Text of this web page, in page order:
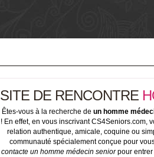
SITE DE RENCONTRE
Êtes-vous à la recherche de un homme
! En effet, en vous inscrivant CS4Seniors.com,
relation authentique, amicale, coquine ou
communauté spécialement conçue pour
contacte un homme médecin seniorpour entrer